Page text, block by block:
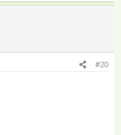
#20